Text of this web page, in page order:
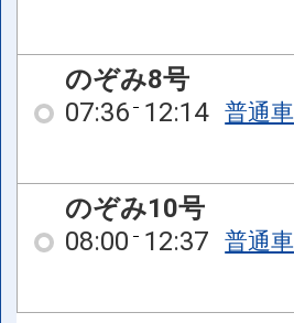
のぞみ8号
07:36 12:14 普通車
のぞみ10号
08:00 12:37 普通車